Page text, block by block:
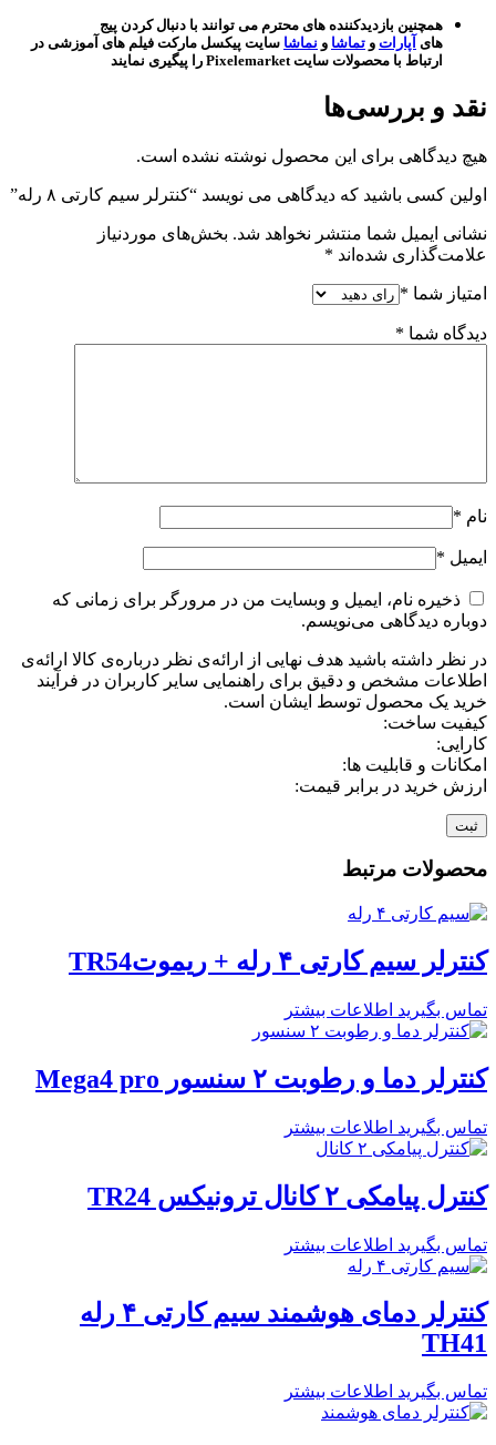
همچنین بازدیدکننده های محترم می توانند با دنبال کردن پیج
های آپارات و تماشا و نماشا سایت پیکسل مارکت فیلم های آموزشی در
ارتباط با محصولات سایت Pixelemarket را پیگیری نمایند
نقد و بررسی‌ها
هیچ دیدگاهی برای این محصول نوشته نشده است.
اولین کسی باشید که دیدگاهی می نویسد “کنترلر سیم کارتی ۸ رله”
نشانی ایمیل شما منتشر نخواهد شد. بخش‌های موردنیاز
علامت‌گذاری شده‌اند *
امتیاز شما *
دیدگاه شما *
نام *
ایمیل *
ذخیره نام، ایمیل و وبسایت من در مرورگر برای زمانی که
دوباره دیدگاهی می‌نویسم.
در نظر داشته باشید هدف نهایی از ارائه‌ی نظر درباره‌ی کالا ارائه‌ی
اطلاعات مشخص و دقیق برای راهنمایی سایر کاربران در فرآیند
خرید یک محصول توسط ایشان است.
کیفیت ساخت:
کارایی:
امکانات و قابلیت ها:
ارزش خرید در برابر قیمت:
محصولات مرتبط
کنترلر سیم کارتی ۴ رله + ریموتTR54
تماس بگیرید اطلاعات بیشتر
کنترلر دما و رطوبت ۲ سنسور Mega4 pro
تماس بگیرید اطلاعات بیشتر
کنترل پیامکی ۲ کانال ترونیکس TR24
تماس بگیرید اطلاعات بیشتر
کنترلر دمای هوشمند سیم کارتی ۴ رله
TH41
تماس بگیرید اطلاعات بیشتر